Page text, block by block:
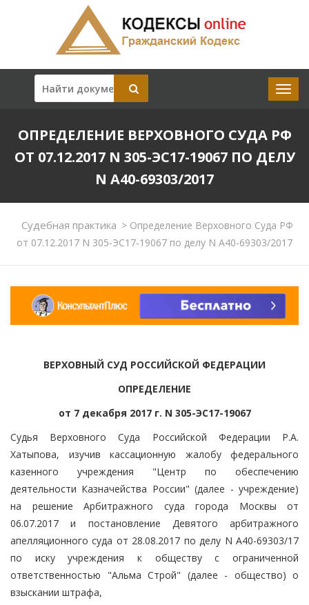
ОПРЕДЕЛЕНИЕ ВЕРХОВНОГО СУДА РФ
ОТ 07.12.2017 N 305-ЭС17-19067 ПО ДЕЛУ
N А40-69303/2017
Судебная практика >Определение Верховного Суда РФ
от 07.12.2017 N 305-ЭС17-19067 по делу N А40-69303/2017
ВЕРХОВНЫЙ СУД РОССИЙСКОЙ ФЕДЕРАЦИИ
ОПРЕДЕЛЕНИЕ
от 7 декабря 2017 г. N 305-ЭС17-19067
Судья Верховного Суда Российской Федерации Р.А.
Хатыпова, изучив кассационную жалобу федерального
казенного учреждения "Центр по обеспечению
деятельности Казначейства России" (далее - учреждение)
на решение Арбитражного суда города Москвы от
06.07.2017 и постановление Девятого арбитражного
апелляционного суда от 28.08.2017 по делу N А40-69303/17
по иску учреждения к обществу с ограниченной
ответственностью "Альма Строй" (далее - общество) о
взыскании штрафа,